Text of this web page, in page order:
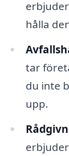
hålla
tar
du inte
upp.